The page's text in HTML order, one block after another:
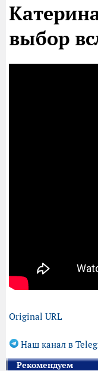
выбор
Original URL
Наш канал в
Рекомендуем